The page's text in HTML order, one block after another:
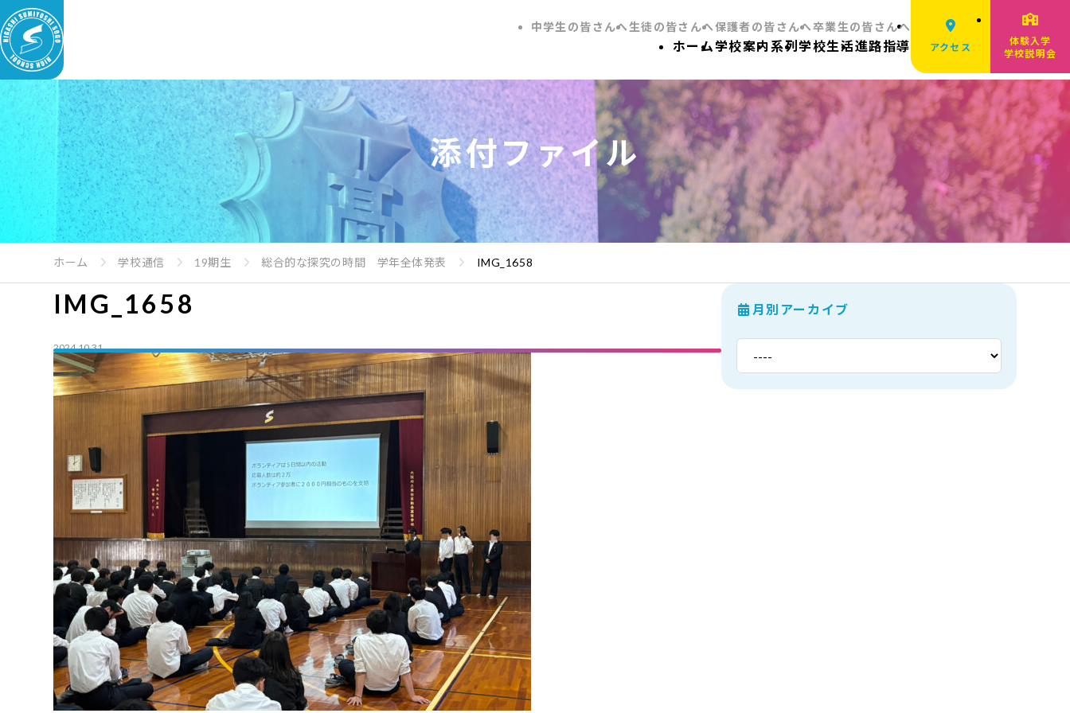
中学生の皆さんへ生徒の皆さんへ保護者の皆さんへ卒業生の皆さんへ
ホーム 学校案内 系列学校生活進路指導 アクセス
体験入学
学校説明会
添付ファイル
ホーム 学校通信 19期生 総合的な探究の時間 学年全体発表 IMG_1658
IMG_1658
2024.10.31
月別アーカイブ